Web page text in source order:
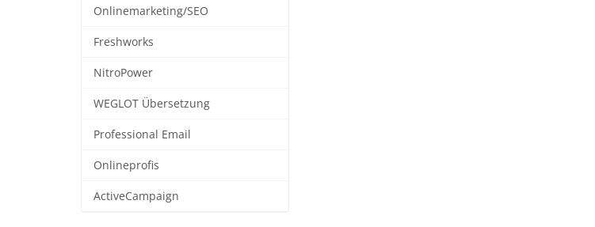
Onlinemarketing/SEO
Freshworks
NitroPower
WEGLOT Übersetzung
Professional Email
Onlineprofis
ActiveCampaign